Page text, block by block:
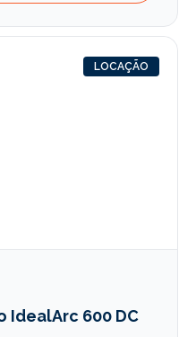
LOCAÇÃO
IdealArc 600 DC